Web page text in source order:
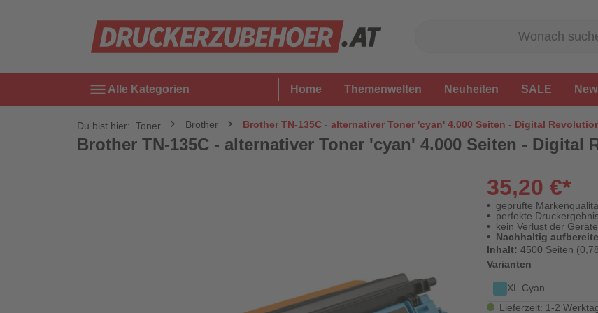
menu Alle Kategorien Home Themenwelten Neuheiten SALE
Du bist hier: Toner Brother Brother TN-135C - alternativer Toner 'cyan' 4.000 Seiten - Digital
Brother TN-135C - alternativer Toner 'cyan' 4.000 Seiten - Digital
35,20 €*
geprüfte
perfekte
kein Verlust der
Nachhaltig
Inhalt: 4500 Seiten
Varianten
XL Cyan
Lieferzeit: 1-2